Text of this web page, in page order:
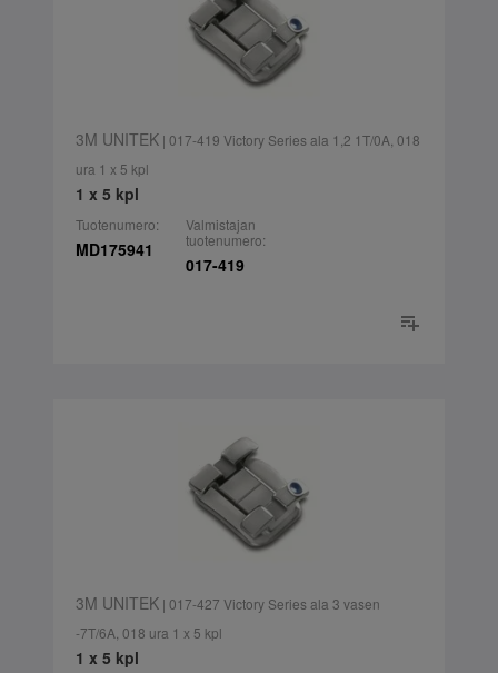
3M UNITEK| 017-419 Victory Series ala 1,2 1T/0A, 018
ura 1 x 5 kpl
1 x 5 kpl
Tuotenumero:
MD175941
Valmistajan
tuotenumero:
017-419
3M UNITEK| 017-427 Victory Series ala 3 vasen
-7T/6A, 018 ura 1 x 5 kpl
1 x 5 kpl